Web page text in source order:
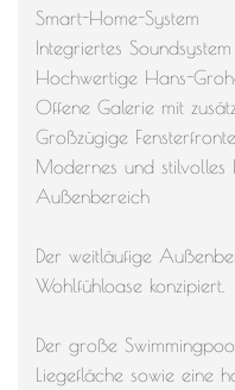
Smart-Home-System
Integriertes Soundsystem
Hochwertige Hans-
Offene Galerie mit
Großzügige
Modernes und stilvolles
Außenbereich
Der weitläufige
Wohlfühloase konzipiert.
Der große
Liegefläche sowie eine